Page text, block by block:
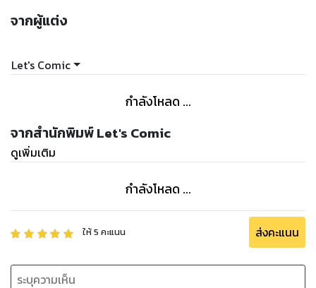
จากผู้แต่ง
Let's Comic
กำลังโหลด ...
จากสำนักพิมพ์ Let's Comic
ดูเพิ่มเติม
กำลังโหลด ...
ให้5 คะแนน ส่งคะแนน